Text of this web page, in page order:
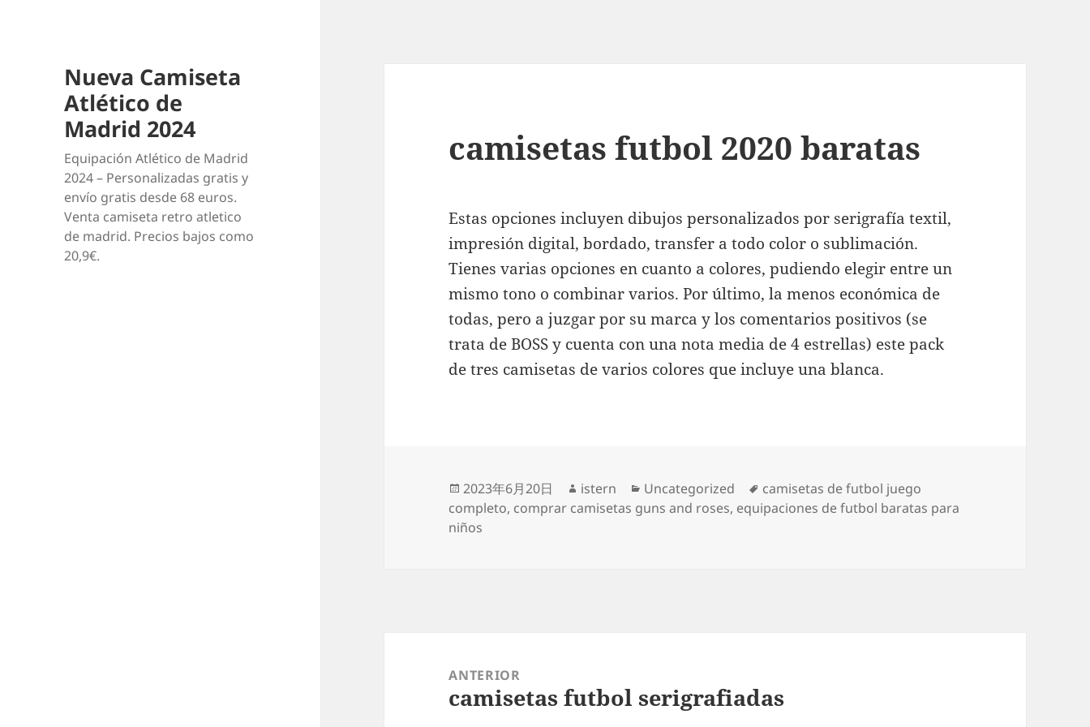
Nueva Camiseta
Atlético de
Madrid 2024
Equipación Atlético de Madrid
2024 – Personalizadas gratis y
envío gratis desde 68 euros.
Venta camiseta retro atletico
de madrid. Precios bajos como
20,9€.
camisetas futbol 2020 baratas
Estas opciones incluyen dibujos personalizados por serigrafía textil,
impresión digital, bordado, transfer a todo color o sublimación.
Tienes varias opciones en cuanto a colores, pudiendo elegir entre un
mismo tono o combinar varios. Por último, la menos económica de
todas, pero a juzgar por su marca y los comentarios positivos (se
trata de BOSS y cuenta con una nota media de 4 estrellas) este pack
de tres camisetas de varios colores que incluye una blanca.
Publicado
el
2023年6月20日 Autor
istern Categorías
Uncategorized Etiquetas
camisetas de futbol juego
completo, comprar camisetas guns and roses, equipaciones de futbol baratas para
niños
entradas
ANTERIOR
Entrada
camisetas futbol serigrafiadas